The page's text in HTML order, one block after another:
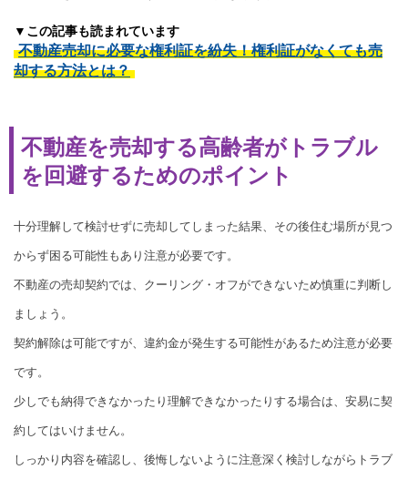
▼この記事も読まれています
不動産売却に必要な権利証を紛失！権利証がなくても売
却する方法とは？
不動産を売却する高齢者がトラブル
を回避するためのポイント
十分理解して検討せずに売却してしまった結果、その後住む場所が見つ
からず困る可能性もあり注意が必要です。
不動産の売却契約では、クーリング・オフができないため慎重に判断し
ましょう。
契約解除は可能ですが、違約金が発生する可能性があるため注意が必要
です。
少しでも納得できなかったり理解できなかったりする場合は、安易に契
約してはいけません。
しっかり内容を確認し、後悔しないように注意深く検討しながらトラブ